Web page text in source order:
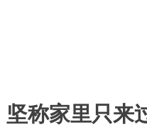
称家里只来